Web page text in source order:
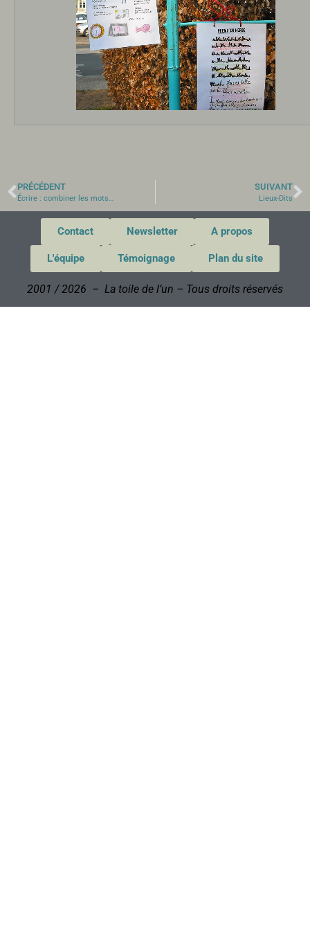
PRÉCÉDENT
Écrire : combiner les mots…
SUIVANT
Lieux-Dits
Contact Newsletter A propos
L'équipe Témoignage Plan du site
2001 / 2026 – La toile de l’un – Tous droits réservés